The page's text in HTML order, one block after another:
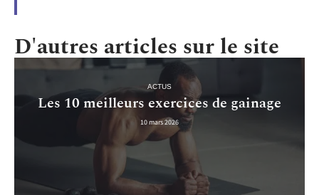
D'autres articles sur le site
ACTUS
Les 10 meilleurs exercices de gainage
10 mars 2026